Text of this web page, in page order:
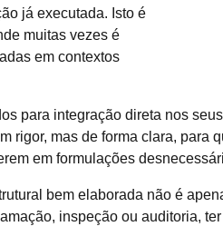
já executada. Isto é
muitas vezes é
em contextos
para integração direta nos
rigor, mas de forma clara, para
em formulações
bem elaborada não é
inspeção ou auditoria,